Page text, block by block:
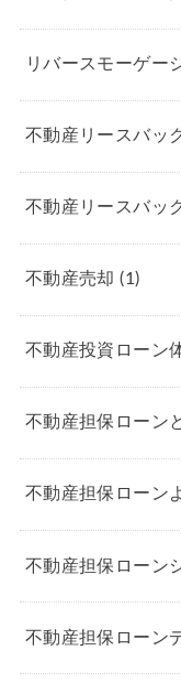
リバースモーゲー
不動産リースバッ
不動産リースバッ
不動産売却(1)
不動産投資ローン
不動産担保ローン
不動産担保ローン
不動産担保ローン
不動産担保ローン